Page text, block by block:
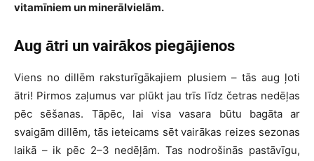
vitamīniem un minerālvielām.
Aug ātri un vairākos piegājienos
Viens no dillēm raksturīgākajiem plusiem – tās aug ļoti
ātri! Pirmos zaļumus var plūkt jau trīs līdz četras nedēļas
pēc sēšanas. Tāpēc, lai visa vasara būtu bagāta ar
svaigām dillēm, tās ieteicams sēt vairākas reizes sezonas
laikā – ik pēc 2–3 nedēļām. Tas nodrošinās pastāvīgu,